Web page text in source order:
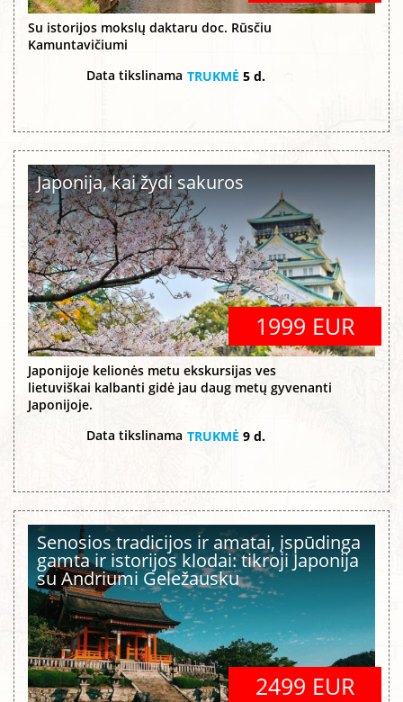
Su istorijos mokslų daktaru doc. Rūsčiu
Kamuntavičiumi
Data tikslinama TRUKMĖ 5 d.
Japonija, kai žydi sakuros
1999 EUR
Japonijoje kelionės metu ekskursijas ves
lietuviškai kalbanti gidė jau daug metų gyvenanti
Japonijoje.
Data tikslinama TRUKMĖ 9 d.
Senosios tradicijos ir amatai, įspūdinga
gamta ir istorijos klodai: tikroji Japonija
su Andriumi Geležausku
2499 EUR